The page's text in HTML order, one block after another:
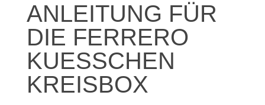
ANLEITUNG FÜR
DIE FERRERO
KUESSCHEN
KREISBOX